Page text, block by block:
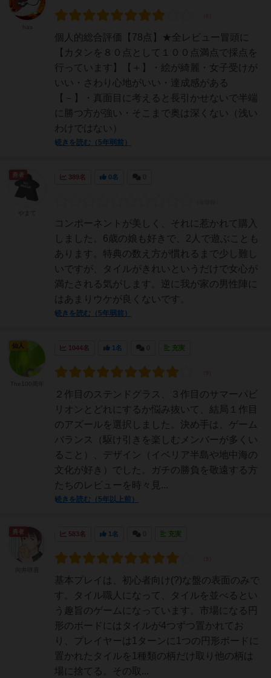
個人的総合評価【78点】★全レビュー冒頭に
【カタンを８０点として１００点満点で採点を
行っています】【＋】・絵が綺麗・女子受けが
いい・さわり心地がいい・達成感がある
【－】・真面目に考えると長引かせないで半端
に勝つ方が強い・そこまで奥は深くない（浅い
わけではない）
続きを読む（5年弱前）
389名 0名
コンポーネントが美しく、それに惹かれて購入
しました。6歳の娘も好きで、2人で遊ぶことも
あります。特典の数え方が慣れるまで少し難し
いですが、タイルがきれいというだけで女心が
満たされる気がします。逆に我が家の男性陣に
はあまりウケが良くないです。
続きを読む（5年弱前）
勇者
1044名 1名 充実
２作目のステンドグラス、３作目のサマーパビ
リオンとどれにするか悩み抜いて、結局１作目
のアズールを選択しました。決め手は、ゲーム
バランス（駆け引きを楽しむメンバーが多くい
ること）、デザイン（イベリア半島や地中海の
文化が好き）でした。ガチの勝負を敬遠する方
たちのレビューを時々見...
続きを読む（5年以上前）
仙人
583名 1名 充実
基本プレイは、初心者向け(?)な盤の表面のみで
す。タイル職人になって、タイルを並べるとい
う趣旨のゲームになっています。市場になる円
形のボードにはタイルが4つずつ置かれてお
り、プレイヤーは1ターンに1つの円形ボードに
置かれたタイルを1種類の柄だけ取り他の柄は
場に捨てる。その取...
勇者